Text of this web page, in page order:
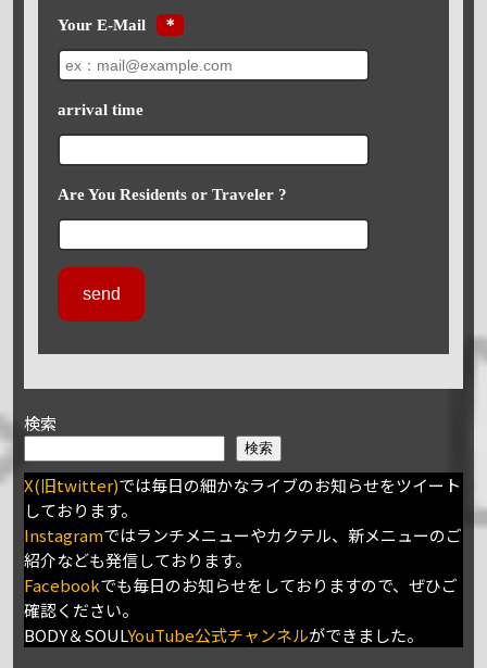
Your E-Mail ＊
arrival time
Are You Residents or Traveler ?
検索
検索
X(旧twitter)では毎日の細かなライブのお知らせをツイート
しております。
Instagramではランチメニューやカクテル、新メニューのご
紹介なども発信しております。
Facebookでも毎日のお知らせをしておりますので、ぜひご
確認ください。
BODY＆SOULYouTube公式チャンネルができました。